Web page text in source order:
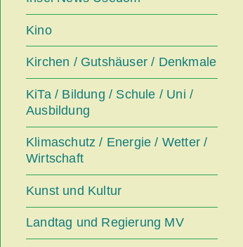
Kino
Kirchen / Gutshäuser / Denkmale
KiTa / Bildung / Schule / Uni /
Ausbildung
Klimaschutz / Energie / Wetter /
Wirtschaft
Kunst und Kultur
Landtag und Regierung MV